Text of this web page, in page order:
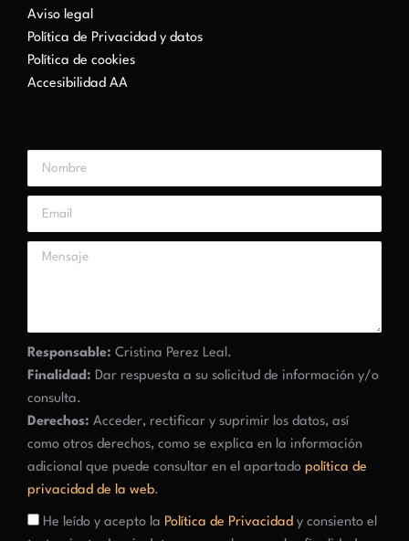
Aviso legal
Política de Privacidad y datos
Política de cookies
Accesibilidad AA
Responsable: Cristina Perez Leal.
Finalidad: Dar respuesta a su solicitud de información y/o
consulta.
Derechos: Acceder, rectificar y suprimir los datos, así
como otros derechos, como se explica en la información
adicional que puede consultar en el apartado política de
privacidad de la web.
He leído y acepto la Política de Privacidad y consiento el